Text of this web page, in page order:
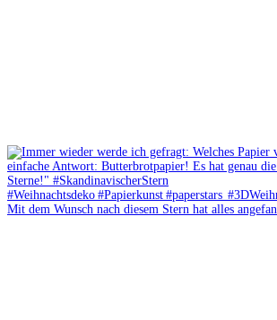
Mit dem Wunsch nach diesem Stern hat alles angefan